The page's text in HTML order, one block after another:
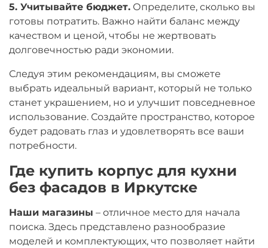
5. Учитывайте бюджет. Определите, сколько вы
готовы потратить. Важно найти баланс между
качеством и ценой, чтобы не жертвовать
долговечностью ради экономии.
Следуя этим рекомендациям, вы сможете
выбрать идеальный вариант, который не только
станет украшением, но и улучшит повседневное
использование. Создайте пространство, которое
будет радовать глаз и удовлетворять все ваши
потребности.
Где купить корпус для кухни
без фасадов в Иркутске
Наши магазины – отличное место для начала
поиска. Здесь представлено разнообразие
моделей и комплектующих, что позволяет найти